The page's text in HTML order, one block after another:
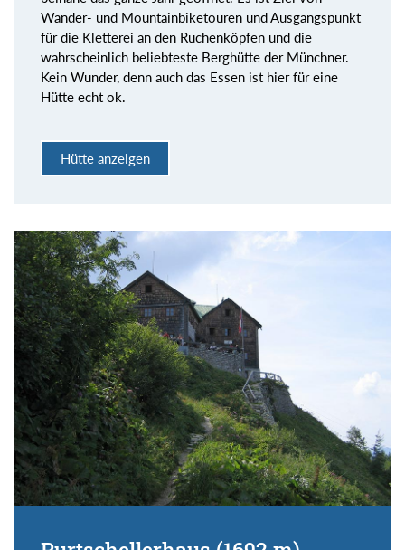
Wander- und Mountainbiketouren und Ausgangspunkt
für die Kletterei an den Ruchenköpfen und die
wahrscheinlich beliebteste Berghütte der Münchner.
Kein Wunder, denn auch das Essen ist hier für eine
Hütte echt ok.
Hütte anzeigen